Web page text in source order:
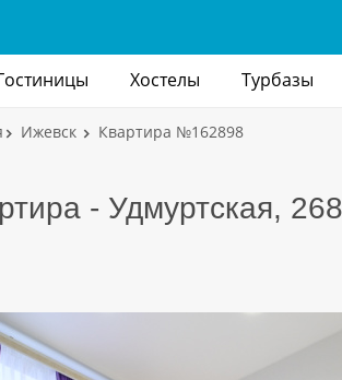
Хостелы Турбазы
Ижевск Квартира №162898
- Удмуртская,